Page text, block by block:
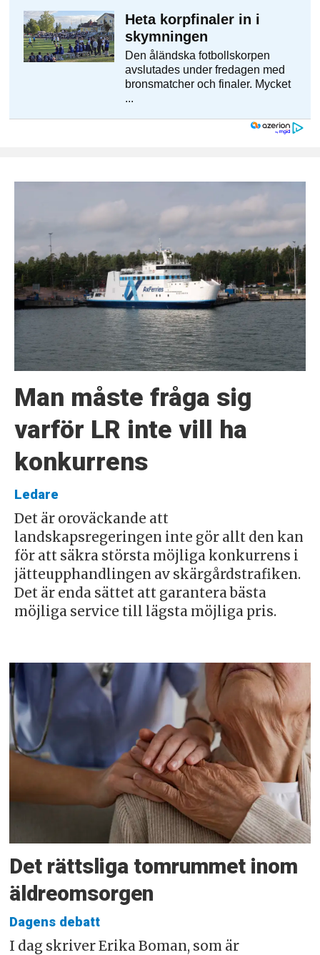
Man måste fråga sig
varför LR inte vill ha
konkurrens
Ledare
Det är oroväckande att
landskapsregeringen inte gör allt den kan
för att säkra största möjliga konkurrens i
jätteupphandlingen av skärgårdstrafiken.
Det är enda sättet att garantera bästa
möjliga service till lägsta möjliga pris.
Det rättsliga tomrummet inom
äldreomsorgen
Dagens debatt
I dag skriver Erika Boman, som är